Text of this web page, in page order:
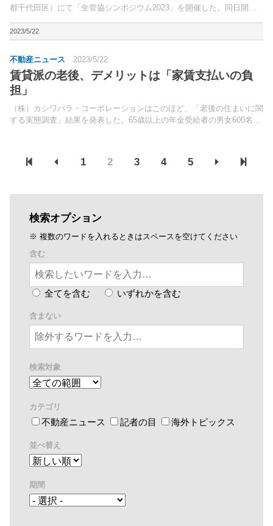
都千代田区）にて「全管協シンポジウム2023」を開催した。同日開催
三好不動産代表取締役社長）の就任を発表。
2023/5/22
不動産ニュース 2023/5/22
賃貸派の老後、デメリットは「家賃支払いの負
担」
（株）カシワバラ・コーポレーションはこのほど、「老後の住まいに関
する実態調査」結果を発表した。65歳以上の年金受給者の男女600名
1 2 3 4 5
検索オプション
※ 複数のワードを入れるときはスペースを空けてください
含む
全てを含む いずれかを含む
含まない
検索対象
カテゴリ
不動産ニュース 記者の目 海外トピックス
並べ替え
期間